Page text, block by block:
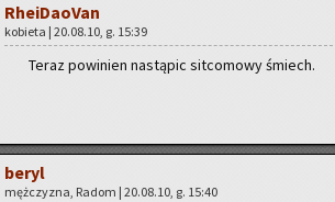
Rhe­iDa­oVan
ko­bie­ta | 20.08.10, g. 15:39
Teraz po­wi­nien na­stą­pic sit­co­mo­wy śmiech.
beryl
męż­czy­zna, Radom | 20.08.10, g. 15:40